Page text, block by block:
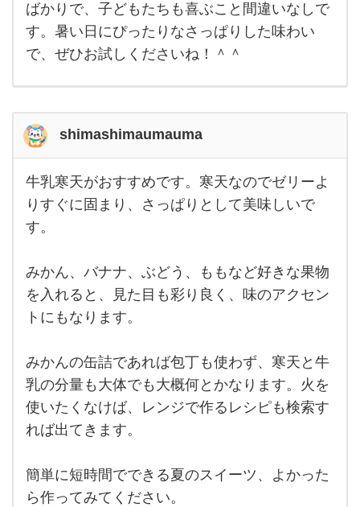
ばかりで、子どもたちも喜ぶこと間違いなしで
す。暑い日にぴったりなさっぱりした味わい
で、ぜひお試しくださいね！＾＾
shimashimaumauma
牛乳
寒天
がお
すす
寒天
なの
でゼ
リー
より
ま
り、
さっ
ぱり
とし
て美
味
牛乳寒天がおすすめです。寒天なのでゼリーよ
りすぐに固まり、さっぱりとして美味しいで
す。
みかん、バナナ、ぶどう、ももなど好きな果物
を入れると、見た目も彩り良く、味のアクセン
トにもなります。
みかんの缶詰であれば包丁も使わず、寒天と牛
乳の分量も大体でも大概何とかなります。火を
使いたくなけば、レンジで作るレシピも検索す
れば出てきます。
簡単に短時間でできる夏のスイーツ、よかった
ら作ってみてください。